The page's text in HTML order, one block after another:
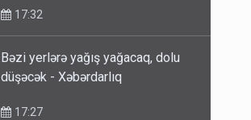
17:32
Bəzi yerlərə yağış yağacaq, dolu
düşəcək - Xəbərdarlıq
17:27